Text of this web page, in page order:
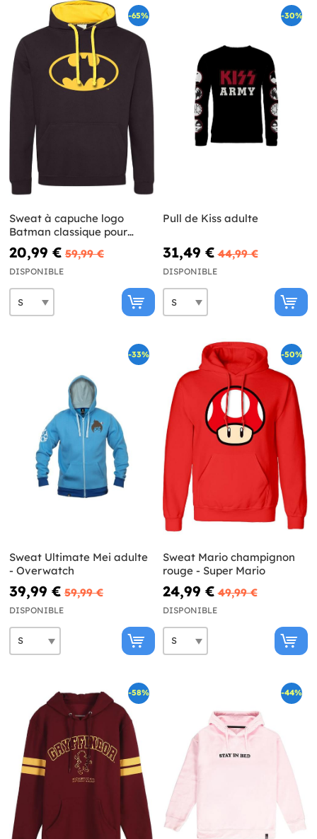
-65%
Sweat à capuche logo
Batman classique pour
adulte - DC Comics
20,99 € 59,99 €
DISPONIBLE
-30%
Pull de Kiss adulte
31,49 € 44,99 €
DISPONIBLE
-33%
Sweat Ultimate Mei adulte
- Overwatch
39,99 € 59,99 €
DISPONIBLE
-50%
Sweat Mario champignon
rouge - Super Mario
24,99 € 49,99 €
DISPONIBLE
-58% -44%